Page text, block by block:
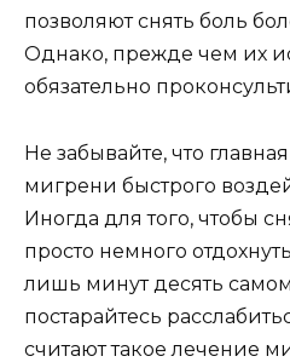
позволяют снять боль
Однако, прежде чем их
обязательно
Не забывайте, что
мигрени быстрого
Иногда для того, чтобы
просто немного
лишь минут десять
постарайтесь
считают такое лечение